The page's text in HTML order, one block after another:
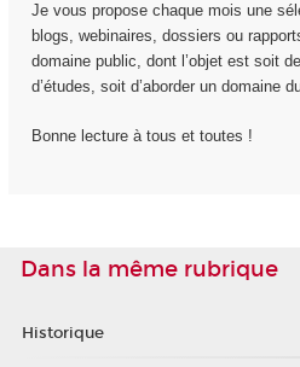
Je vous propose chaque mois une
blogs, webinaires, dossiers ou
domaine public, dont l’objet est soit
d’études, soit d’aborder un domaine
Bonne lecture à tous et toutes !
Dans la même rubrique
Historique